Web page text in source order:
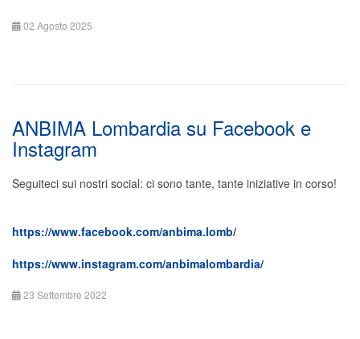
02 Agosto 2025
ANBIMA Lombardia su Facebook e
Instagram
Seguiteci sui nostri social: ci sono tante, tante iniziative in corso!
https://www.facebook.com/anbima.lomb/
https://www.instagram.com/anbimalombardia/
23 Settembre 2022